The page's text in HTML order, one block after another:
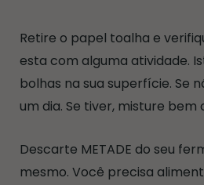
Retire o papel toalha e
esta com alguma atividade.
bolhas na sua superfície. Se
um dia. Se tiver, misture bem
Descarte METADE do seu
mesmo. Você precisa